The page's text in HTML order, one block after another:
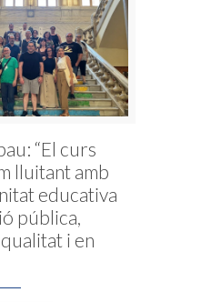
“El curs
lluitant amb
educativa
pública,
i en